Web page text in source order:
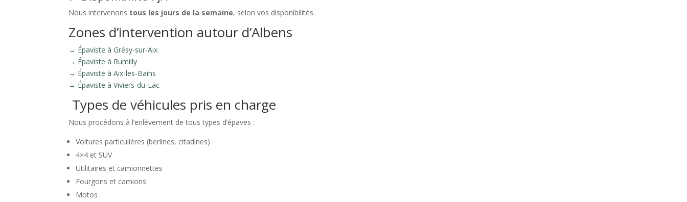
Nous intervenons tous les jours de la semaine, selon vos disponibilités.
Zones d’intervention autour d’Albens
→ Épaviste à Grésy-sur-Aix
→ Épaviste à Rumilly
→ Épaviste à Aix-les-Bains
→ Épaviste à Viviers-du-Lac
Types de véhicules pris en charge
Nous procédons à l’enlèvement de tous types d’épaves :
Voitures particulières (berlines, citadines)
4×4 et SUV
Utilitaires et camionnettes
Fourgons et camions
Motos